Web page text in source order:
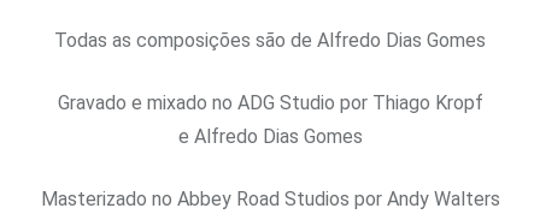
Todas as composições são de Alfredo Dias Gomes
Gravado e mixado no ADG Studio por Thiago Kropf
e Alfredo Dias Gomes
Masterizado no Abbey Road Studios por Andy Walters